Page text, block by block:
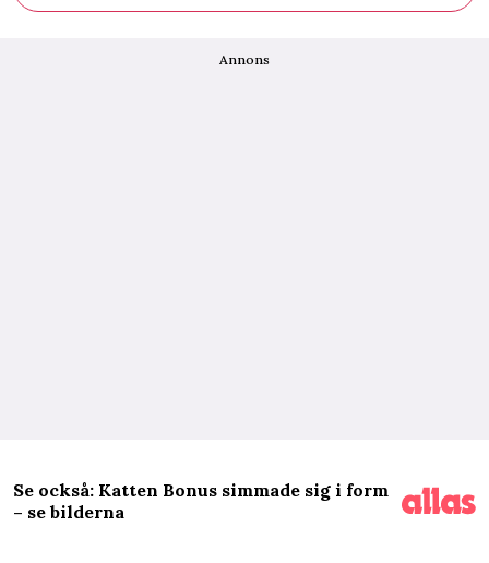
Annons
Se också: Katten Bonus simmade sig i form
– se bilderna